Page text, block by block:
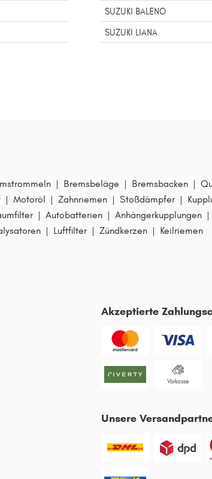
SUZUKI BALENO
SUZUKI LIANA
| Bremsbeläge | Bremsbacken |
| Motoröl | Zahnriemen | Stoßdämpfer |
| Autobatterien | Anhängerkupplungen |
| Luftfilter | Zündkerzen | Keilriemen
Akzeptierte
Vorkasse
Unsere